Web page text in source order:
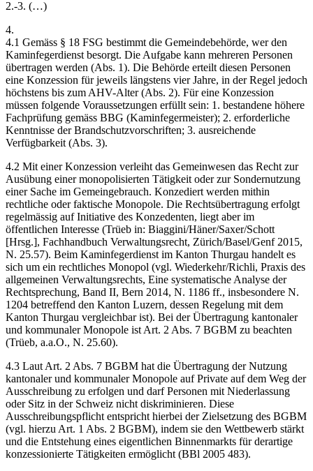
2.-3. (…)
4.
4.1 Gemäss § 18 FSG bestimmt die Gemeindebehörde, wer den
Kaminfegerdienst besorgt. Die Aufgabe kann mehreren Personen
übertragen werden (Abs. 1). Die Behörde erteilt diesen Personen
eine Konzession für jeweils längstens vier Jahre, in der Regel jedoch
höchstens bis zum AHV-Alter (Abs. 2). Für eine Konzession
müssen folgende Voraussetzungen erfüllt sein: 1. bestandene höhere
Fachprüfung gemäss BBG (Kaminfegermeister); 2. erforderliche
Kenntnisse der Brandschutzvorschriften; 3. ausreichende
Verfügbarkeit (Abs. 3).
4.2 Mit einer Konzession verleiht das Gemeinwesen das Recht zur
Ausübung einer monopolisierten Tätigkeit oder zur Sondernutzung
einer Sache im Gemeingebrauch. Konzediert werden mithin
rechtliche oder faktische Monopole. Die Rechtsübertragung erfolgt
regelmässig auf Initiative des Konzedenten, liegt aber im
öffentlichen Interesse (Trüeb in: Biaggini/Häner/Saxer/Schott
[Hrsg.], Fachhandbuch Verwaltungsrecht, Zürich/Basel/Genf 2015,
N. 25.57). Beim Kaminfegerdienst im Kanton Thurgau handelt es
sich um ein rechtliches Monopol (vgl. Wiederkehr/Richli, Praxis des
allgemeinen Verwaltungsrechts, Eine systematische Analyse der
Rechtsprechung, Band II, Bern 2014, N. 1186 ff., insbesondere N.
1204 betreffend den Kanton Luzern, dessen Regelung mit dem
Kanton Thurgau vergleichbar ist). Bei der Übertragung kantonaler
und kommunaler Monopole ist Art. 2 Abs. 7 BGBM zu beachten
(Trüeb, a.a.O., N. 25.60).
4.3 Laut Art. 2 Abs. 7 BGBM hat die Übertragung der Nutzung
kantonaler und kommunaler Monopole auf Private auf dem Weg der
Ausschreibung zu erfolgen und darf Personen mit Niederlassung
oder Sitz in der Schweiz nicht diskriminieren. Diese
Ausschreibungspflicht entspricht hierbei der Zielsetzung des BGBM
(vgl. hierzu Art. 1 Abs. 2 BGBM), indem sie den Wettbewerb stärkt
und die Entstehung eines eigentlichen Binnenmarkts für derartige
konzessionierte Tätigkeiten ermöglicht (BBl 2005 483).